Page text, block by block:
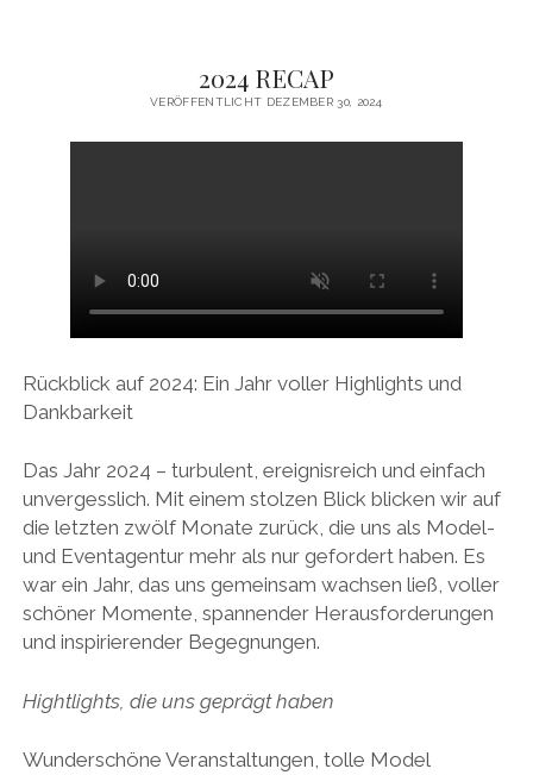
2024 RECAP
VERÖFFENTLICHT DEZEMBER 30, 2024
Rückblick auf 2024: Ein Jahr voller Highlights und
Dankbarkeit
Das Jahr 2024 – turbulent, ereignisreich und einfach
unvergesslich. Mit einem stolzen Blick blicken wir auf
die letzten zwölf Monate zurück, die uns als Model-
und Eventagentur mehr als nur gefordert haben. Es
war ein Jahr, das uns gemeinsam wachsen ließ, voller
schöner Momente, spannender Herausforderungen
und inspirierender Begegnungen.
Hightlights, die uns geprägt haben
Wunderschöne Veranstaltungen, tolle Model